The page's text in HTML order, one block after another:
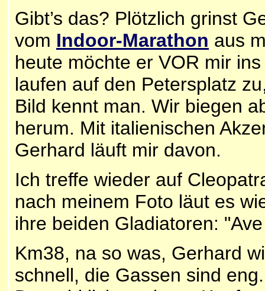
Gibt’s das? Plötzlich grinst
vom Indoor-Marathon aus
heute möchte er VOR mir
laufen auf den Petersplatz
Bild kennt man. Wir biegen
herum. Mit italienischen
Gerhard läuft mir davon.
Ich treffe wieder auf
nach meinem Foto läut es
ihre beiden Gladiatoren:
Km38, na so was, Gerhard
schnell, die Gassen sind eng.